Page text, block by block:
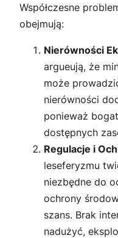
Współczesne
obejmują:
Nierówności
argueują, że
może
nierówności
ponieważ
dostępnych
Regulacje i
leseferyzmu
niezbędne do
ochrony
szans. Brak
nadużyć,